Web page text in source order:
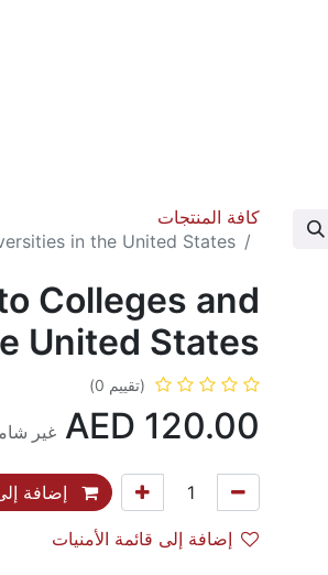
كافة المنتجات
in the United States
Colleges and
United States
(تقييم 0)
120.00 غير
إضافة
إضافة إلى قائمة الأمنيات